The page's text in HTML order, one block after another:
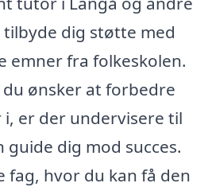
dig støtte med
emner fra folkeskolen.
ønsker at forbedre
er der undervisere til
dig mod succes.
fag, hvor du kan få den